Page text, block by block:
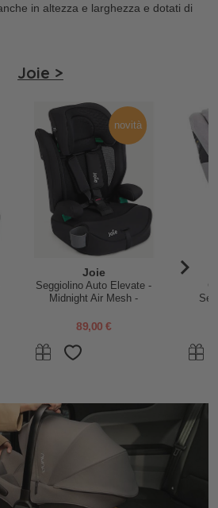
in altezza e larghezza e dotati di
Joie >
novità
Joie
Seggiolino Auto Elevate -
Midnight Air Mesh -
anni
89,00 €